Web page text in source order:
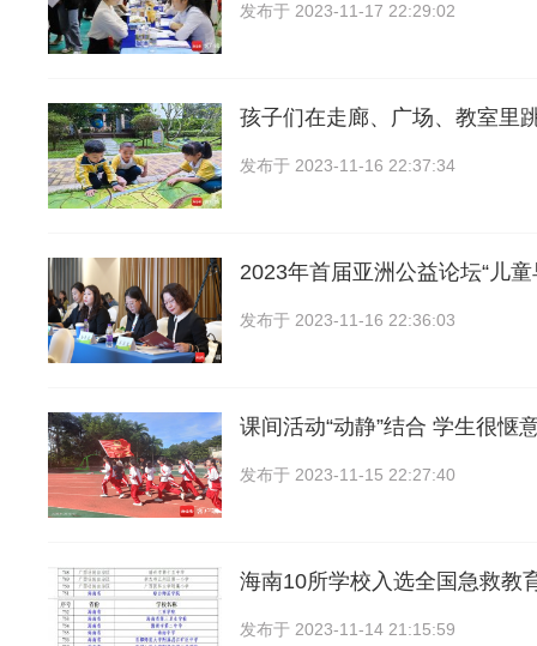
发布于 2023-11-17 22:29:02
孩子们在走廊、广场、教室里
发布于 2023-11-16 22:37:34
2023年首届亚洲公益论坛“儿
发布于 2023-11-16 22:36:03
课间活动“动静”结合 学生很惬
发布于 2023-11-15 22:27:40
海南10所学校入选全国急救教
发布于 2023-11-14 21:15:59